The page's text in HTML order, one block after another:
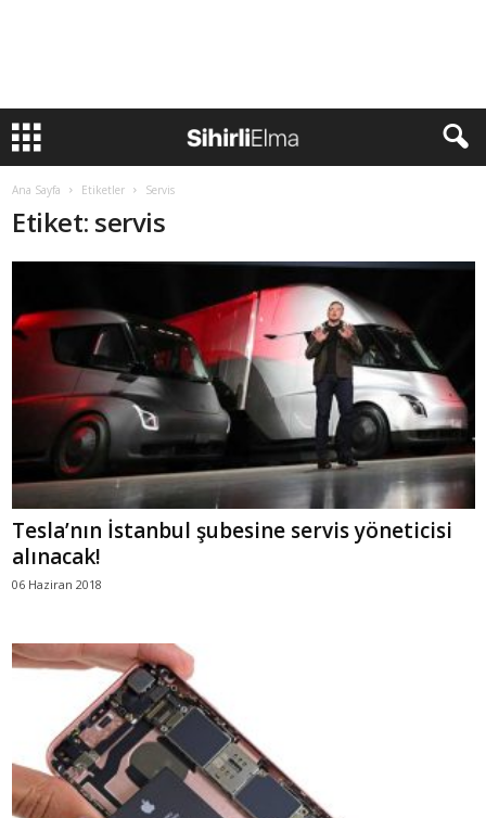
Ana Sayfa Etiketler Servis
Etiket: servis
Tesla’nın İstanbul şubesine servis yöneticisi
alınacak!
06 Haziran 2018